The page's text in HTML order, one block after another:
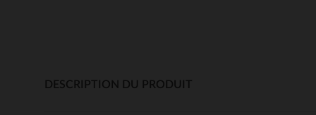
DESCRIPTION DU PRODUIT